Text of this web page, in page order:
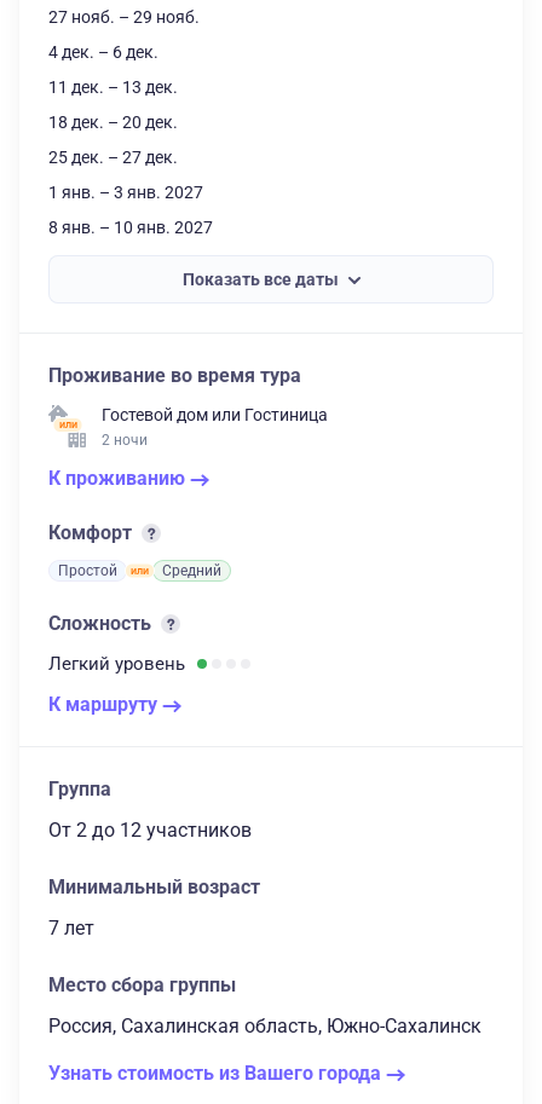
27 нояб. – 29 нояб.
4 дек. – 6 дек.
11 дек. – 13 дек.
18 дек. – 20 дек.
25 дек. – 27 дек.
1 янв. – 3 янв. 2027
8 янв. – 10 янв. 2027
Показать все даты
Проживание во время тура
Гостевой дом или Гостиница
2 ночи
К проживанию
Комфорт
Простой Средний
Сложность
Легкий уровень
К маршруту
Группа
От 2 до 12 участников
Минимальный возраст
7 лет
Место сбора группы
Россия, Сахалинская область, Южно-Сахалинск
Узнать стоимость из Вашего города